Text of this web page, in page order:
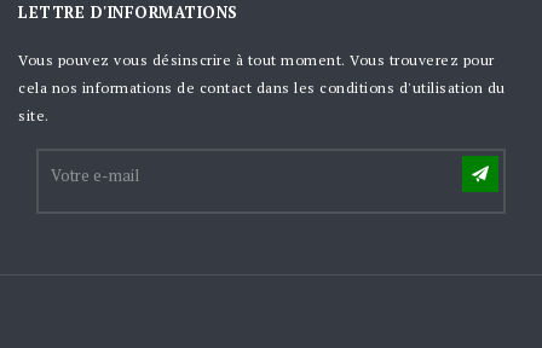
LETTRE D'INFORMATIONS
Vous pouvez vous désinscrire à tout moment. Vous trouverez pour
cela nos informations de contact dans les conditions d'utilisation du
site.